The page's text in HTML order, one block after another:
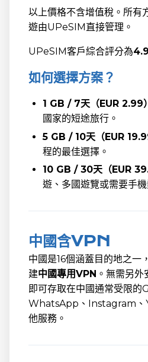
以上價格不含增值稅。所有
遊由UPeSIM直接管理。
UPeSIM客戶綜合評分為
如何選擇方案？
1 GB / 7天（EUR 2.99
國家的短途旅行。
5 GB / 10天（EUR
程的最佳選擇。
10 GB / 30天（EUR
遊、多國遊覽或需要手
中國含VPN
中國是16個涵蓋目的地之一
建中國專用VPN 。無需另外
即可存取在中國通常受限的
WhatsApp、Instagram、
他服務。